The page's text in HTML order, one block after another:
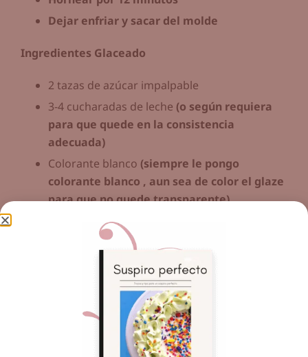
Dejar enfriar y sacar del molde
Ingredientes Glaceado
2 tazas de azúcar impalpable
3-4 cucharadas de leche (o según requiera
para que quede en la consistencia
adecuada)
Colorante blanco (siempre le pongo
colorante blanco , aun sea de color el glaze
para que no quede transparente)
Verter sobre la donut.
seguir aprendiendo
? Mira el siguiente video
grandiosos beneficios
de nuestra membresía: